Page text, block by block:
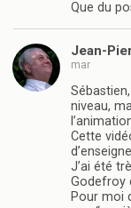
Que du
Jean-
mar
niveau,
Cette
J’ai été
Godefroy
Pour moi